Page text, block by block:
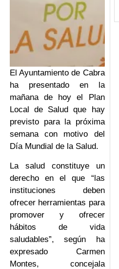
El Ayuntamiento de Cabra
ha presentado en la
mañana de hoy el Plan
Local de Salud que hay
previsto para la próxima
semana con motivo del
Día Mundial de la Salud.
La salud constituye un
derecho en el que “las
instituciones deben
ofrecer herramientas para
promover y ofrecer
hábitos de vida
saludables”, según ha
expresado Carmen
Montes, concejala